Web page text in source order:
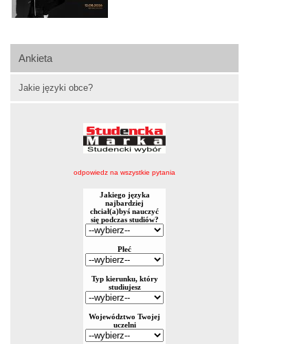
Ankieta
Jakie języki obce?
odpowiedz na wszystkie pytania